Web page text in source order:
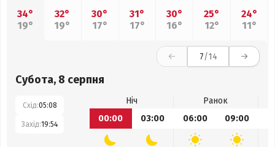
34°
19°
32°
19°
30°
17°
31°
17°
30°
16°
25°
12°
24°
11°
7/14
Субота, 8 серпня
Схід:05:08
Захід:19:54
Ніч
Ранок
00:00
03:00 06:00 09:00